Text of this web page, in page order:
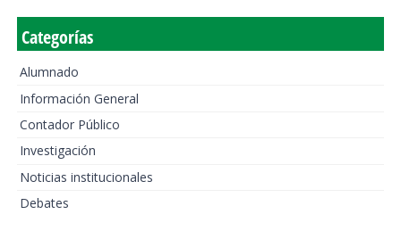
Categorías
Alumnado
Información General
Contador Público
Investigación
Noticias institucionales
Debates